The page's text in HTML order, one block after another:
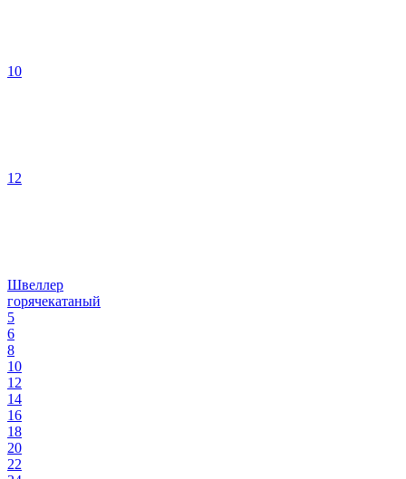
10
12
Швеллер
горячекатаный
5
6
8
10
12
14
16
18
20
22